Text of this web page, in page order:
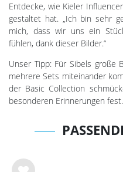
Entdecke, wie Kieler
gestaltet hat. „Ich bin sehr
mich, dass wir uns ein
fühlen, dank dieser Bilder.“
Unser Tipp: Für Sibels große
mehrere Sets miteinander
der Basic Collection
besonderen Erinnerungen fest.